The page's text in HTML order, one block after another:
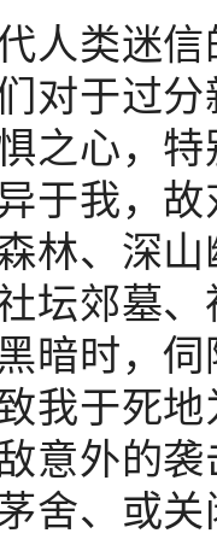
类迷信
对于过
之心，
于我，
林、深
坛郊墓
暗时，
我于死
意外的
舍、或